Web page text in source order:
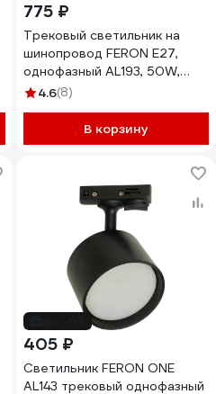
775 ₽
Трековый светильник на
шинопровод FERON E27,
однофазный AL193, 50W,
230V, белый, корпус сталь
4.6(8)
В корзину
405 ₽
Светильник FERON ONE
AL143 трековый однофазный